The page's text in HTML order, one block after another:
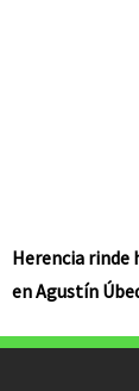
Herencia rinde
en Agustín